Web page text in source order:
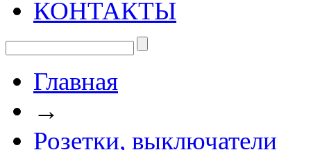
КОНТАКТЫ
Главная
→
Розетки, выключатели